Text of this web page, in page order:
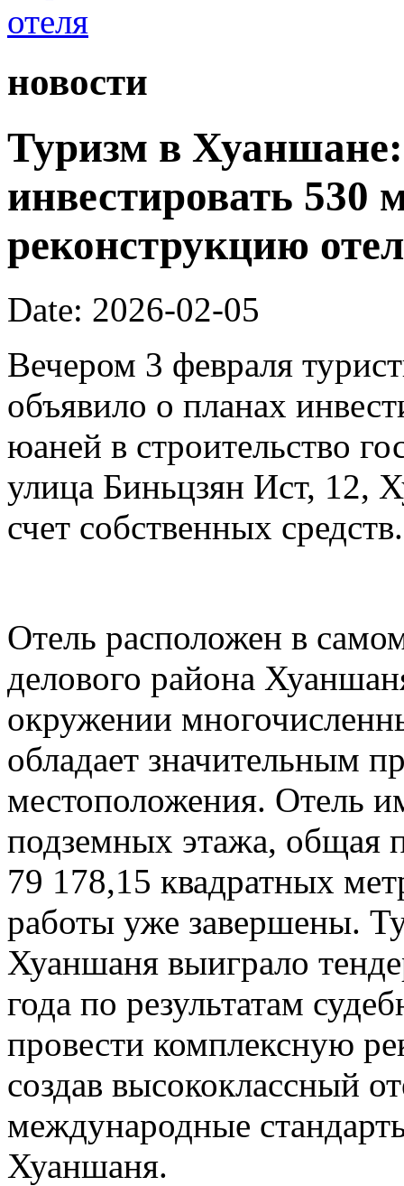
новости
Туризм в
инвестировать 530
реконструкцию
Date: 2026-02-05
Вечером 3 февраля
объявило о планах
юаней в строительство
улица Биньцзян Ист, 12,
счет собственных средств.
Отель расположен в
делового района
окружении
обладает значительным
местоположения. Отель
подземных этажа, общая
79 178,15 квадратных
работы уже завершены.
Хуаншаня выиграло
года по результатам
провести комплексную
создав высококлассный
международные
Хуаншаня.